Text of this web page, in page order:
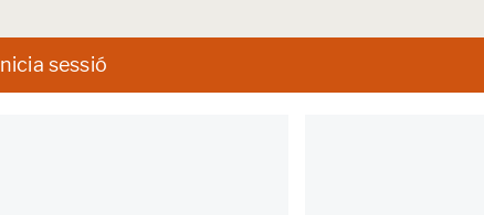
Inicia sessió